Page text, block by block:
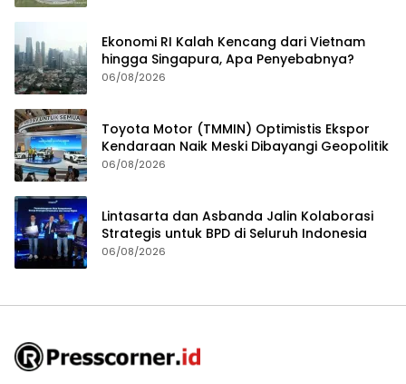
Ekonomi RI Kalah Kencang dari Vietnam
hingga Singapura, Apa Penyebabnya?
06/08/2026
Toyota Motor (TMMIN) Optimistis Ekspor
Kendaraan Naik Meski Dibayangi Geopolitik
06/08/2026
Lintasarta dan Asbanda Jalin Kolaborasi
Strategis untuk BPD di Seluruh Indonesia
06/08/2026